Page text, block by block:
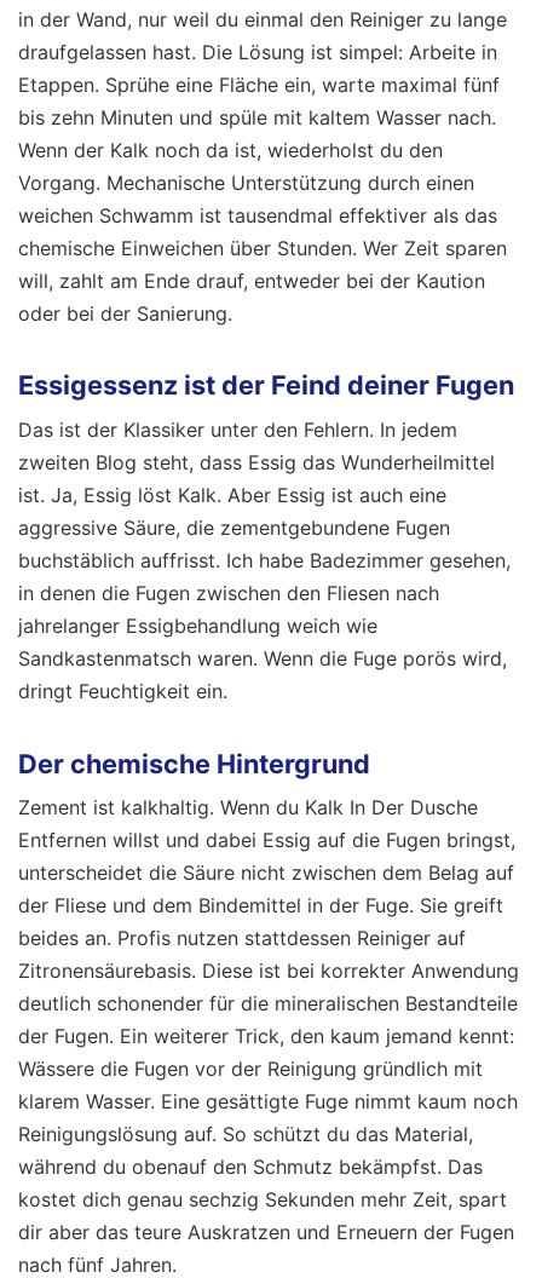
in der Wand, nur weil du einmal den Reiniger zu lange
draufgelassen hast. Die Lösung ist simpel: Arbeite in
Etappen. Sprühe eine Fläche ein, warte maximal fünf
bis zehn Minuten und spüle mit kaltem Wasser nach.
Wenn der Kalk noch da ist, wiederholst du den
Vorgang. Mechanische Unterstützung durch einen
weichen Schwamm ist tausendmal effektiver als das
chemische Einweichen über Stunden. Wer Zeit sparen
will, zahlt am Ende drauf, entweder bei der Kaution
oder bei der Sanierung.
Essigessenz ist der Feind deiner Fugen
Das ist der Klassiker unter den Fehlern. In jedem
zweiten Blog steht, dass Essig das Wunderheilmittel
ist. Ja, Essig löst Kalk. Aber Essig ist auch eine
aggressive Säure, die zementgebundene Fugen
buchstäblich auffrisst. Ich habe Badezimmer gesehen,
in denen die Fugen zwischen den Fliesen nach
jahrelanger Essigbehandlung weich wie
Sandkastenmatsch waren. Wenn die Fuge porös wird,
dringt Feuchtigkeit ein.
Der chemische Hintergrund
Zement ist kalkhaltig. Wenn du Kalk In Der Dusche
Entfernen willst und dabei Essig auf die Fugen bringst,
unterscheidet die Säure nicht zwischen dem Belag auf
der Fliese und dem Bindemittel in der Fuge. Sie greift
beides an. Profis nutzen stattdessen Reiniger auf
Zitronensäurebasis. Diese ist bei korrekter Anwendung
deutlich schonender für die mineralischen Bestandteile
der Fugen. Ein weiterer Trick, den kaum jemand kennt:
Wässere die Fugen vor der Reinigung gründlich mit
klarem Wasser. Eine gesättigte Fuge nimmt kaum noch
Reinigungslösung auf. So schützt du das Material,
während du obenauf den Schmutz bekämpfst. Das
kostet dich genau sechzig Sekunden mehr Zeit, spart
dir aber das teure Auskratzen und Erneuern der Fugen
nach fünf Jahren.